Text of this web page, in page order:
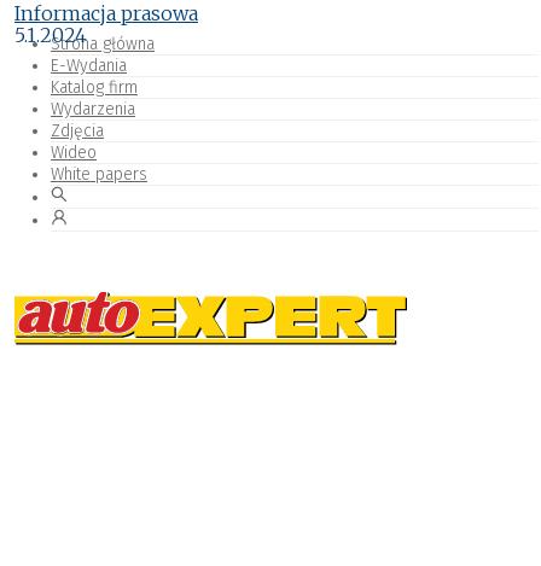
Strona główna
E-Wydania
Katalog firm
Wydarzenia
Zdjęcia
Wideo
White papers
Informacja prasowa
5.1.2024